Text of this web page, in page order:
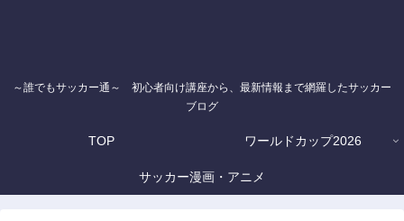
～誰でもサッカー通～ 初心者向け講座から、最新情報まで網羅したサッカー
ブログ
TOP ワールドカップ2026
サッカー漫画・アニメ